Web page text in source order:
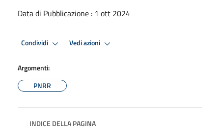
Data di Pubblicazione : 1 ott 2024
Condividi Vedi azioni
Argomenti:
PNRR
INDICE DELLA PAGINA